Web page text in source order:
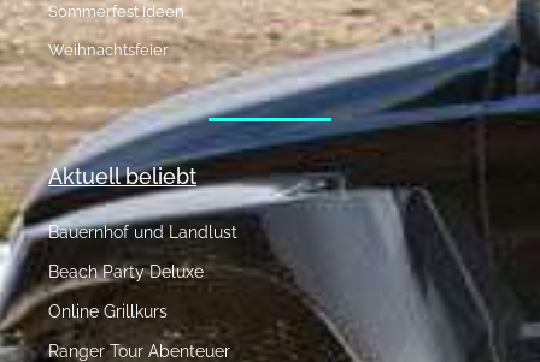
Sommerfest Ideen
Weihnachtsfeier
Aktuell beliebt
Bauernhof und Landlust
Beach Party Deluxe
Online Grillkurs
Ranger Tour Abenteuer